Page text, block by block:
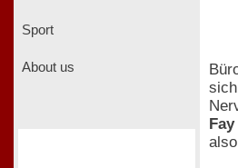
Sport
About us
Fay